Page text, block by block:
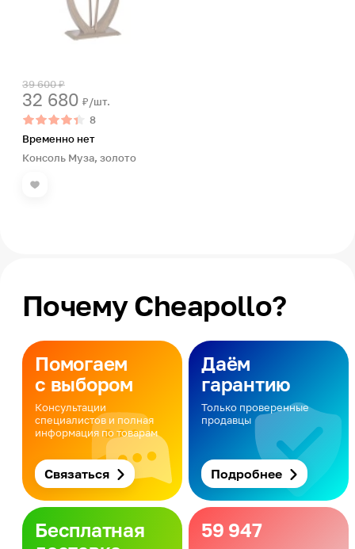
39 600 ₽
32 680 ₽/шт.
8
Временно нет
Консоль Муза, золото
Почему Cheapollo?
Помогаем
с выбором
Консультации
специалистов и полная
информация по товарам
Связаться
Даём
гарантию
Только проверенные
продавцы
Подробнее
Бесплатная
59 947